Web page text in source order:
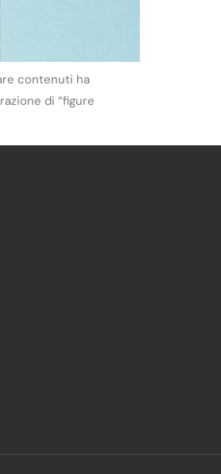
contenuti ha
di “figure